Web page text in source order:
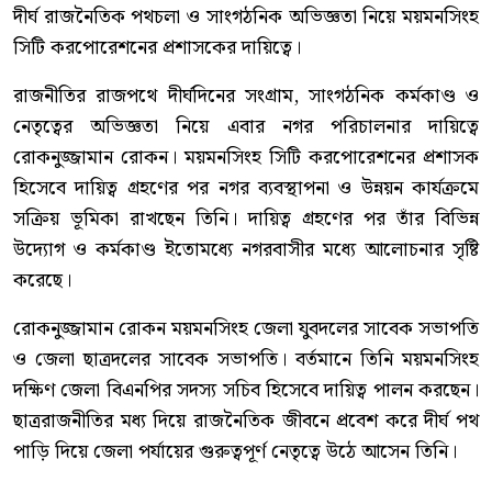
দীর্ঘ রাজনৈতিক পথচলা ও সাংগঠনিক অভিজ্ঞতা নিয়ে ময়মনসিংহ
সিটি করপোরেশনের প্রশাসকের দায়িত্বে।
রাজনীতির রাজপথে দীর্ঘদিনের সংগ্রাম, সাংগঠনিক কর্মকাণ্ড ও
নেতৃত্বের অভিজ্ঞতা নিয়ে এবার নগর পরিচালনার দায়িত্বে
রোকনুজ্জামান রোকন। ময়মনসিংহ সিটি করপোরেশনের প্রশাসক
হিসেবে দায়িত্ব গ্রহণের পর নগর ব্যবস্থাপনা ও উন্নয়ন কার্যক্রমে
সক্রিয় ভূমিকা রাখছেন তিনি। দায়িত্ব গ্রহণের পর তাঁর বিভিন্ন
উদ্যোগ ও কর্মকাণ্ড ইতোমধ্যে নগরবাসীর মধ্যে আলোচনার সৃষ্টি
করেছে।
রোকনুজ্জামান রোকন ময়মনসিংহ জেলা যুবদলের সাবেক সভাপতি
ও জেলা ছাত্রদলের সাবেক সভাপতি। বর্তমানে তিনি ময়মনসিংহ
দক্ষিণ জেলা বিএনপির সদস্য সচিব হিসেবে দায়িত্ব পালন করছেন।
ছাত্ররাজনীতির মধ্য দিয়ে রাজনৈতিক জীবনে প্রবেশ করে দীর্ঘ পথ
পাড়ি দিয়ে জেলা পর্যায়ের গুরুত্বপূর্ণ নেতৃত্বে উঠে আসেন তিনি।